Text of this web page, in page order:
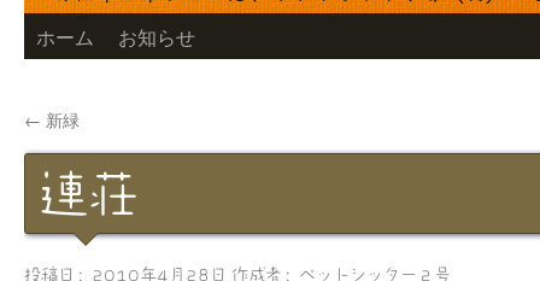
ホーム お知らせ
← 新緑
連荘
投稿日: 2010年4月28日 作成者: ペットシッター２号